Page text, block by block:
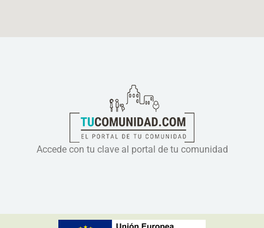
Accede con tu clave al portal de tu comunidad